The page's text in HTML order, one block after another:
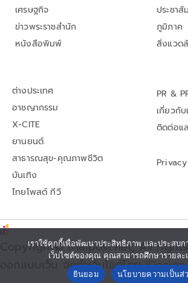
เศรษฐกิจ
ข่าวพระราชสำนัก
หนังสือพิมพ์
ประชา
ภูมิภาค
สิ่งแวด
ต่างประเทศ
อาชญากรรม
X-CITE
ยานยนต์
สาธารณสุข-คุณภาพชีวิต
บันเทิง
ไทยโพสต์ ทีวี
PR &
เกี่ยวกับ
ติดต่อแ
Copyright© thaipost.net, All
ออกแบบเว็บ จัดทำเว็บไซต์โดย iDesign
เราใช้คุกกี้เพื่อพัฒนาประสิทธิภาพ และประสบ
เว็บไซต์ของคุณ คุณสามารถศึกษารายละ
ยินยอม
นโยบายความเป็นส่